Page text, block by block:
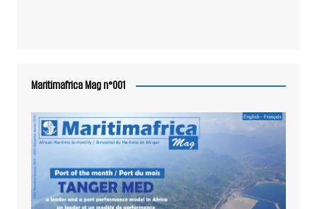
Maritimafrica Mag n°001